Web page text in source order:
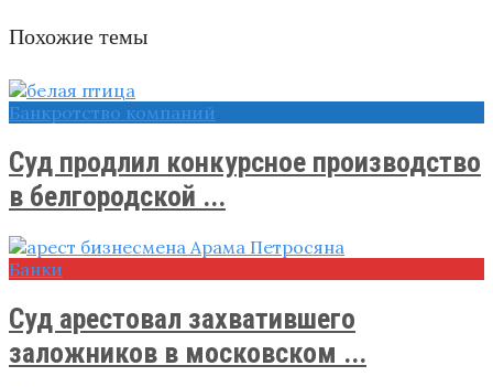
Похожие темы
Банкротство компаний
Суд продлил конкурсное производство
в белгородской ...
Банки
Суд арестовал захватившего
заложников в московском ...